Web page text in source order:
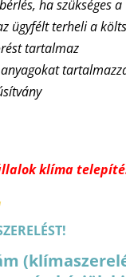
ha szükséges a
ügyfélt terheli a
tartalmaz
anyagokat
klíma